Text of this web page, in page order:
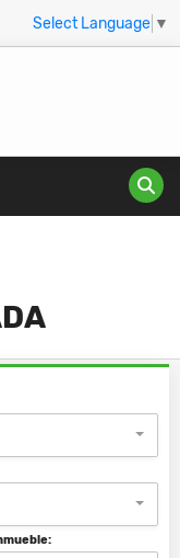
Select Language ▼